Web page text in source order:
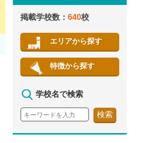
掲載学校数： 640校
エリアから探す
特徴から探す
学校名で検索